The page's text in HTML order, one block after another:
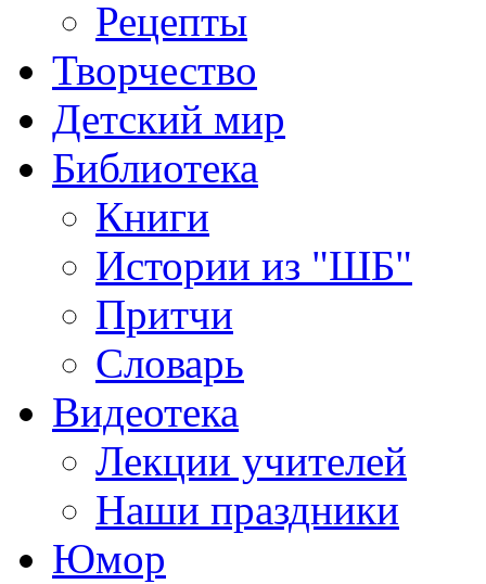
Рецепты
Творчество
Детский мир
Библиотека
Книги
Истории из "ШБ"
Притчи
Словарь
Видеотека
Лекции учителей
Наши праздники
Юмор